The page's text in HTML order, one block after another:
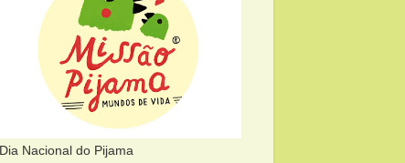
Dia Nacional do Pijama